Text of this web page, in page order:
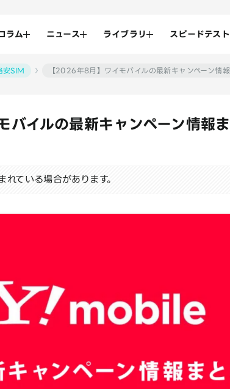
ラム ニュース ライブラリ スピードテスト
安SIM 【2026年8月】ワイモバイルの最新キャンペーン情
バイルの最新キャンペーン情報
ている場合があります。